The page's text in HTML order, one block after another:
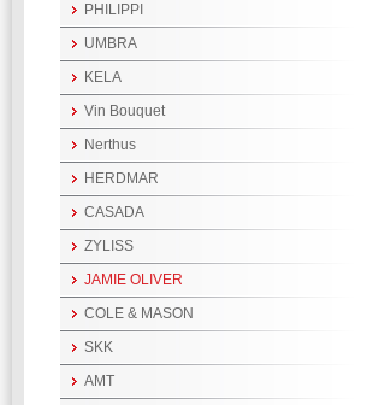
PHILIPPI
UMBRA
KELA
Vin Bouquet
Nerthus
HERDMAR
CASADA
ZYLISS
JAMIE OLIVER
COLE & MASON
SKK
AMT